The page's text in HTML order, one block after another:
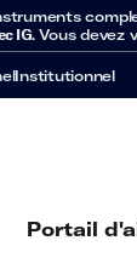
IG. Vous devez
Institutionnel
Portail